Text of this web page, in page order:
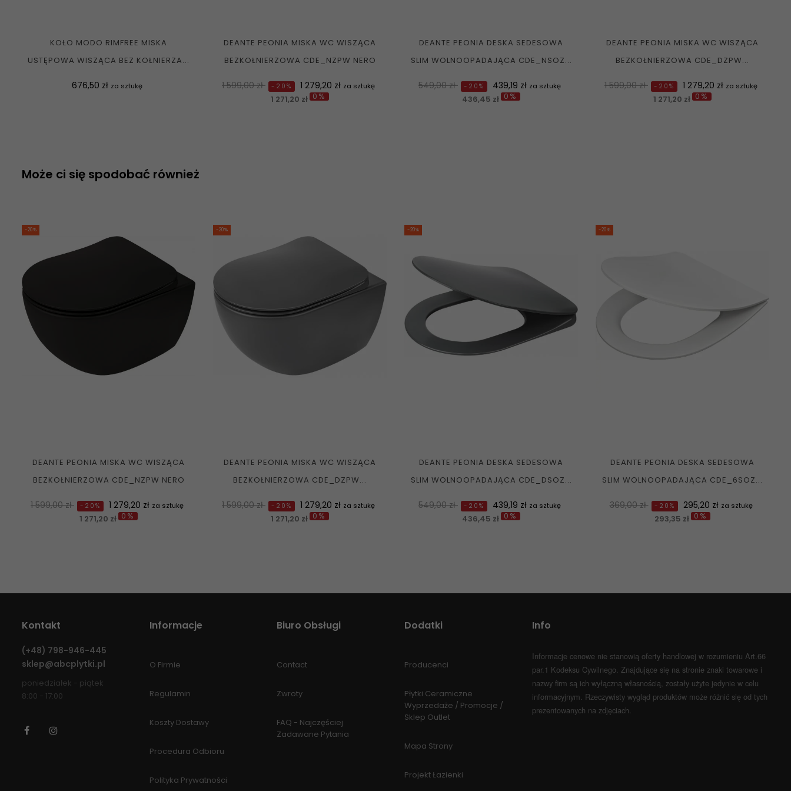
KOŁO MODO RIMFREE MISKA
USTĘPOWA WISZĄCA BEZ KOŁNIERZA...
Cena
676,50 zł za sztukę
DEANTE PEONIA MISKA WC WISZĄCA
BEZKOŁNIERZOWA CDE_NZPW NERO
Normalna
1 599,00 zł -20% Cena
1 279,20 zł za sztukę
1 271,20 zł 0%
DEANTE PEONIA DESKA SEDESOWA
SLIM WOLNOOPADAJĄCA CDE_NSOZ...
Normalna
549,00 zł -20% Cena
439,19 zł za sztukę
436,45 zł 0%
DEANTE PEONIA MISKA WC WISZĄCA
BEZKOŁNIERZOWA CDE_DZPW...
Normalna
1 599,00 zł -20% Cena
1 279,20 zł za sztukę
1 271,20 zł 0%
Może ci się spodobać również
-20%
DEANTE PEONIA MISKA WC WISZĄCA
BEZKOŁNIERZOWA CDE_NZPW NERO
Normalna
1 599,00 zł -20% Cena
1 279,20 zł za sztukę
1 271,20 zł 0%
-20%
DEANTE PEONIA MISKA WC WISZĄCA
BEZKOŁNIERZOWA CDE_DZPW...
Normalna
1 599,00 zł -20% Cena
1 279,20 zł za sztukę
1 271,20 zł 0%
-20%
DEANTE PEONIA DESKA SEDESOWA
SLIM WOLNOOPADAJĄCA CDE_DSOZ...
Normalna
549,00 zł -20% Cena
439,19 zł za sztukę
436,45 zł 0%
-20%
DEANTE PEONIA DESKA SEDESOWA
SLIM WOLNOOPADAJĄCA CDE_6SOZ...
Normalna
369,00 zł -20% Cena
295,20 zł za sztukę
293,35 zł 0%
Kontakt
(+48) 798-946-445
sklep@abcplytki.pl
poniedziałek - piątek
8:00 - 17:00
Facebook
Informacje
O Firmie
Regulamin
Koszty Dostawy
Procedura Odbioru
Polityka Prywatności
Biuro Obsługi
Contact
Zwroty
FAQ - Najczęściej
Zadawane Pytania
Dodatki
Producenci
Płytki Ceramiczne
Wyprzedaże / Promocje /
Sklep Outlet
Mapa Strony
Projekt Łazienki
Info
Informacje cenowe nie stanowią oferty handlowej w rozumieniu Art.66
par.1 Kodeksu Cywilnego. Znajdujące się na stronie znaki towarowe i
nazwy firm są ich wyłączną własnością, zostały użyte jedynie w celu
informacyjnym. Rzeczywisty wygląd produktów może różnić się od tych
prezentowanych na zdjęciach.